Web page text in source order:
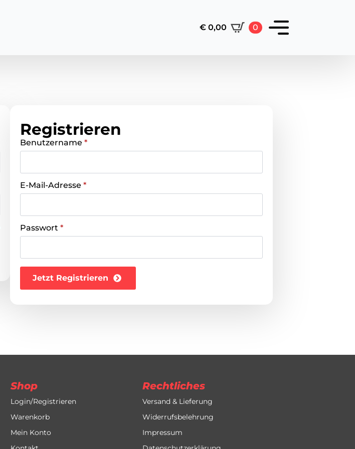
€ 0,00 0
Registrieren
Benutzername *
E-Mail-Adresse *
Passwort *
Jetzt Registrieren
Shop
Login/Registrieren
Warenkorb
Mein Konto
Rechtliches
Versand & Lieferung
Widerrufsbelehrung
Impressum